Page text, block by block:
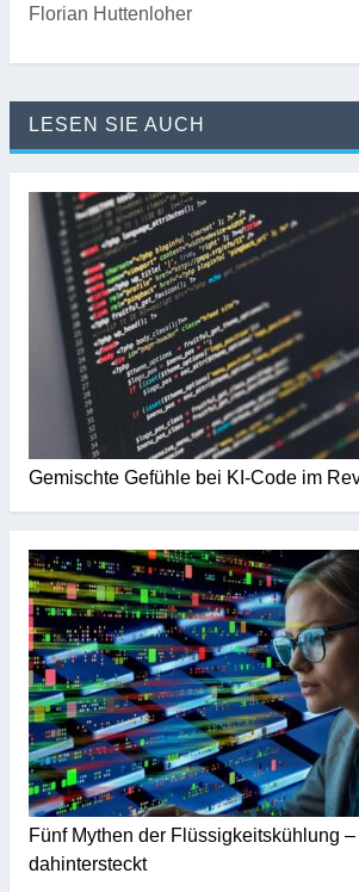
Florian Huttenloher
LESEN SIE AUCH
Gemischte Gefühle bei KI-Code im
Fünf Mythen der Flüssigkeitskühlung
dahintersteckt